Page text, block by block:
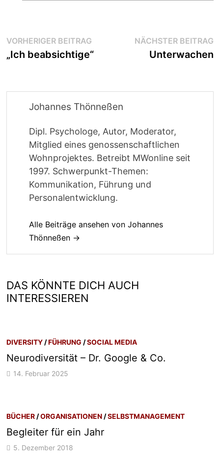
Beitragsnavigation
VORHERIGER BEITRAG Vorheriger
Beitrag:
„Ich beabsichtige“
NÄCHSTER BEITRAG
Unterwachen
Johannes Thönneßen
Dipl. Psychologe, Autor, Moderator,
Mitglied eines genossenschaftlichen
Wohnprojektes. Betreibt MWonline seit
1997. Schwerpunkt-Themen:
Kommunikation, Führung und
Personalentwicklung.
Alle Beiträge ansehen von Johannes
Thönneßen →
DAS KÖNNTE DICH AUCH
INTERESSIEREN
DIVERSITY /FÜHRUNG /SOCIAL MEDIA
Neurodiversität – Dr. Google & Co.
14. Februar 2025
BÜCHER /ORGANISATIONEN /SELBSTMANAGEMENT
Begleiter für ein Jahr
5. Dezember 2018